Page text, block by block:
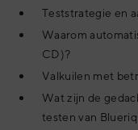
Teststrategie en
Waarom
CD)?
Valkuilen met
Wat zijn de
testen van